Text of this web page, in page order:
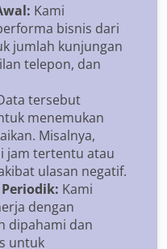
Kami
bisnis dari
jumlah kunjungan
telepon, dan
tersebut
menemukan
Misalnya,
jam tertentu atau
ulasan negatif.
Kami
dengan
dipahami dan
untuk